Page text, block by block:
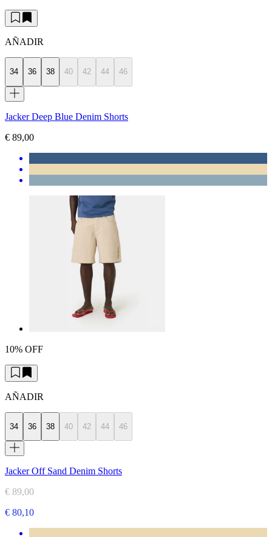
AÑADIR
34 36 38 40 42 44 46
Jacker Deep Blue Denim Shorts
€ 89,00
10% OFF
AÑADIR
34 36 38 40 42 44 46
Jacker Off Sand Denim Shorts
€ 89,00
€ 80,10